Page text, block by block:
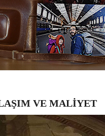
VE MALİYET